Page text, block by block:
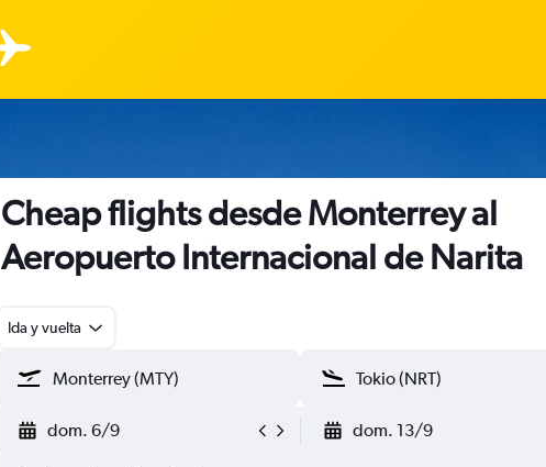
Cheap flights desde Monterrey al
Aeropuerto Internacional de Narita
Ida y vuelta
dom. 6/9 dom. 13/9